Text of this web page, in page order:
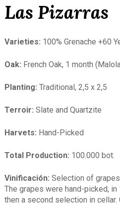
Las Pizarras
Varieties: 100% Grenache +60
Oak: French Oak, 1 month
Planting: Traditional, 2,5 x 2,5
Terroir: Slate and Quartzite
Harvets: Hand-Picked
Total Production: 100.000 bot.
Vinificación: Selection of
The grapes were hand-picked,
then a second selection in cellar.